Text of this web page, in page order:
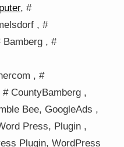
, #
, #
Bamberg , #
, #
CountyBamberg ,
Bee, GoogleAds ,
Press, Plugin ,
Plugin, WordPress